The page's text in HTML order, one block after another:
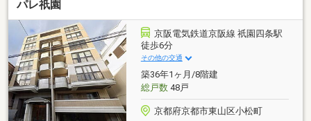
納できるシューズインクローゼット・洗面室ダブルボ
ウル・専用サイクルポート・京福電気鉄道嵐山本線
「嵐電天神川」駅 徒歩2分・京都市営地下鉄東西線
「太秦天神川」駅 徒歩3分
パレ祇園
京阪電気鉄道京阪線 祇園四条駅
徒歩6分
その他の交通
築36年1ヶ月/8階建
総戸数48戸
京都府京都市東山区小松町